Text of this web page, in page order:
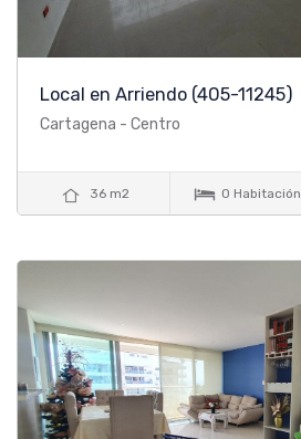
Local en Arriendo (405-11245)
Cartagena - Centro
 36 m2  0 Habitación